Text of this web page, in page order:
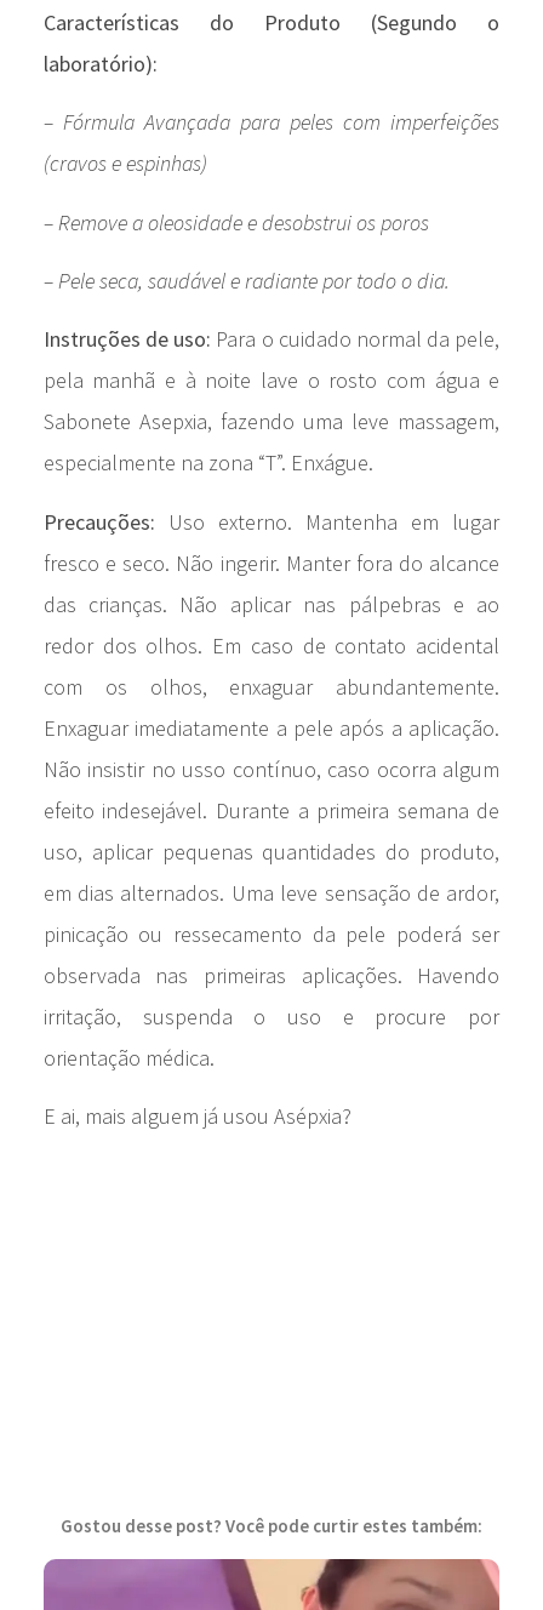
Características do Produto (Segundo o
laboratório):
– Fórmula Avançada para peles com imperfeições
(cravos e espinhas)
– Remove a oleosidade e desobstrui os poros
– Pele seca, saudável e radiante por todo o dia.
Instruções de uso: Para o cuidado normal da pele,
pela manhã e à noite lave o rosto com água e
Sabonete Asepxia, fazendo uma leve massagem,
especialmente na zona “T”. Enxágue.
Precauções: Uso externo. Mantenha em lugar
fresco e seco. Não ingerir. Manter fora do alcance
das crianças. Não aplicar nas pálpebras e ao
redor dos olhos. Em caso de contato acidental
com os olhos, enxaguar abundantemente.
Enxaguar imediatamente a pele após a aplicação.
Não insistir no usso contínuo, caso ocorra algum
efeito indesejável. Durante a primeira semana de
uso, aplicar pequenas quantidades do produto,
em dias alternados. Uma leve sensação de ardor,
pinicação ou ressecamento da pele poderá ser
observada nas primeiras aplicações. Havendo
irritação, suspenda o uso e procure por
orientação médica.
E ai, mais alguem já usou Asépxia?
Gostou desse post? Você pode curtir estes também: